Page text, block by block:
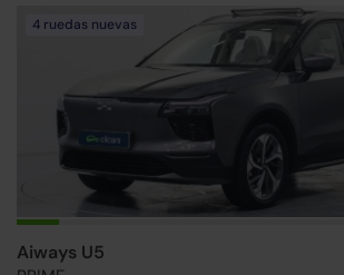
4 ruedas nuevas
Aiways U5